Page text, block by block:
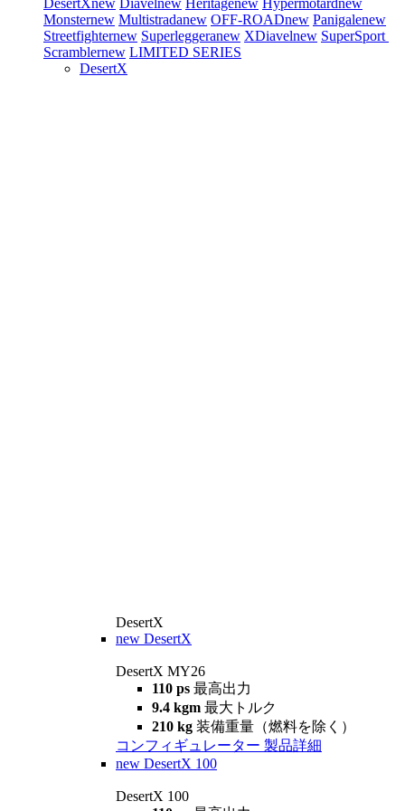
DesertXnew Diavelnew Heritagenew Hypermotardnew
Monsternew Multistradanew OFF-ROADnew Panigalenew
Streetfighternew Superleggeranew XDiavelnew SuperSport
Scramblernew LIMITED SERIES
DesertX
DesertX
new DesertX
DesertX MY26
110 ps 最高出力
9.4 kgm 最大トルク
210 kg 装備重量（燃料を除く）
コンフィギュレーター 製品詳細
new DesertX 100
DesertX 100